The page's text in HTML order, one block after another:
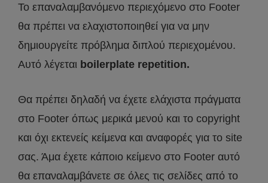
Το επαναλαμβανόμενο περιεχόμενο στο Footer
θα πρέπει να ελαχιστοποιηθεί για να μην
δημιουργείτε πρόβλημα διπλού περιεχομένου.
Αυτό λέγεται boilerplate repetition.
Θα πρέπει δηλαδή να έχετε ελάχιστα πράγματα
στο Footer όπως μερικά μενού και το copyright
και όχι εκτενείς κείμενα και αναφορές για το site
σας. Άμα έχετε κάποιο κείμενο στο Footer αυτό
θα επαναλαμβάνετε σε όλες τις σελίδες από το